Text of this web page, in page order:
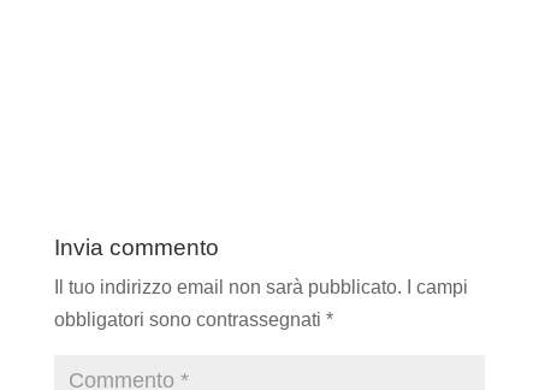
Invia commento
Il tuo indirizzo email non sarà pubblicato.
I campi
obbligatori sono contrassegnati *